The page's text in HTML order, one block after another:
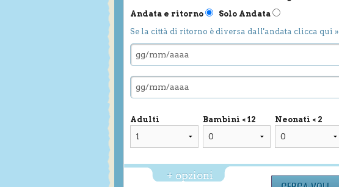
Andata e ritorno
Solo Andata
Se la città di ritorno è diversa dall'andata clicca qui »
Adulti Bambini < 12 Neonati < 2
+ opzioni